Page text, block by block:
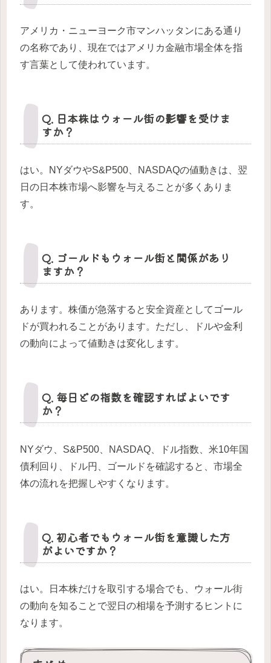
アメリカ・ニューヨーク市マンハッタンにある通り
の名称であり、現在ではアメリカ金融市場全体を指
す言葉として使われています。
Q. 日本株はウォール街の影響を受けま
すか？
はい。NYダウやS&P500、NASDAQの値動きは、翌
日の日本株市場へ影響を与えることが多くありま
す。
Q. ゴールドもウォール街と関係があり
ますか？
あります。株価が急落すると安全資産としてゴール
ドが買われることがあります。ただし、ドルや金利
の動向によって値動きは変化します。
Q. 毎日どの指数を確認すればよいです
か？
NYダウ、S&P500、NASDAQ、ドル指数、米10年国
債利回り、ドル円、ゴールドを確認すると、市場全
体の流れを把握しやすくなります。
Q. 初心者でもウォール街を意識した方
がよいですか？
はい。日本株だけを取引する場合でも、ウォール街
の動向を知ることで翌日の相場を予測するヒントに
なります。